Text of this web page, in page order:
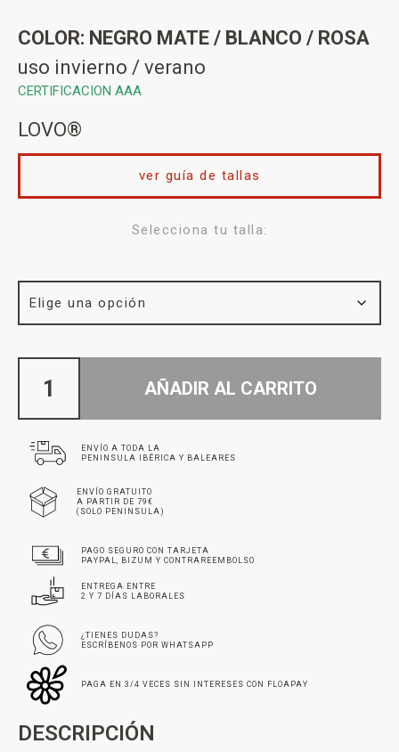
COLOR: NEGRO MATE / BLANCO / ROSA
uso invierno / verano
CERTIFICACION AAA
LOVO®
Selecciona tu talla:
ver guía de tallas
AÑADIR AL CARRITO
ENVÍO A TODA LA
PENINSULA IBÉRICA Y BALEARES
ENVÍO GRATUITO
A PARTIR DE 79€
(SOLO PENINSULA)
PAGO SEGURO CON TARJETA
PAYPAL, BIZUM Y CONTRAREEMBOLSO
ENTREGA ENTRE
2 Y 7 DÍAS LABORALES
¿TIENES DUDAS?
ESCRÍBENOS POR WHATSAPP
PAGA EN 3/4 VECES SIN INTERESES CON FLOAPAY
DESCRIPCIÓN